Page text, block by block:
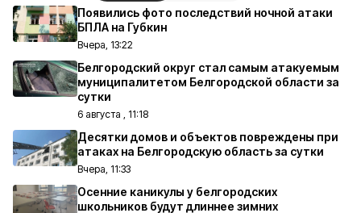
Появились фото последствий ночной атаки
БПЛА на Губкин
Вчера, 13:22
Белгородский округ стал самым атакуемым
муниципалитетом Белгородской области за
сутки
6 августа , 11:18
Десятки домов и объектов повреждены при
атаках на Белгородскую область за сутки
Вчера, 11:33
Осенние каникулы у белгородских
школьников будут длиннее зимних